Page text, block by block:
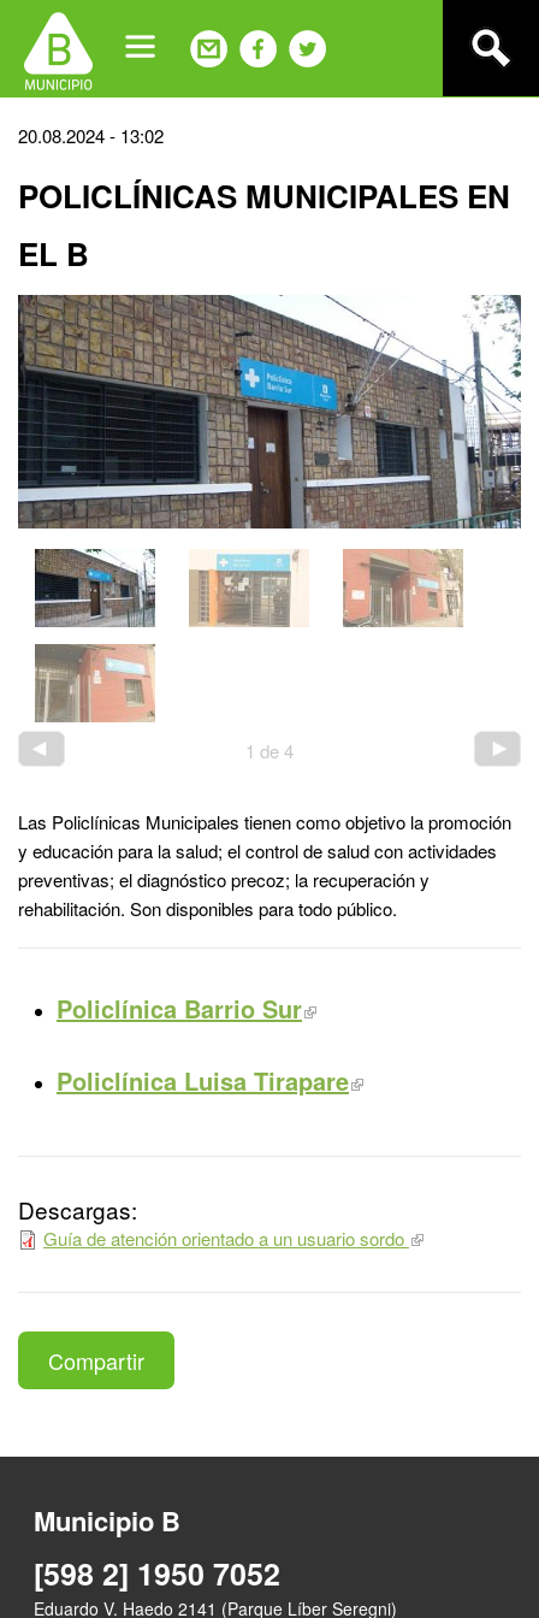
navigation
Back
top
20.08.2024 - 13:02
POLICLÍNICAS MUNICIPALES EN
EL B
1 de4
Las Policlínicas Municipales tienen como objetivo la promoción
y educación para la salud; el control de salud con actividades
preventivas; el diagnóstico precoz; la recuperación y
rehabilitación. Son disponibles para todo público.
Policlínica Barrio Sur
Policlínica Luisa Tirapare
Descargas:
Guía de atención orientado a un usuario sordo
Compartir
Municipio B
[598 2] 1950 7052
Eduardo V. Haedo 2141 (Parque Líber Seregni)